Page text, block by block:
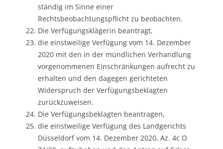
ständig im Sinne einer
Rechtsbeobachtungspflicht zu beobachten.
Die Verfügungsklägerin beantragt,
die einstweilige Verfügung vom 14. Dezember
2020 mit den in der mündlichen Verhandlung
vorgenommenen Einschränkungen aufrecht zu
erhalten und den dagegen gerichteten
Widerspruch der Verfügungsbeklagten
zurückzuweisen.
Die Verfügungsbeklagten beantragen,
die einstweilige Verfügung des Landgerichts
Düsseldorf vom 14. Dezember 2020, Az. 4c O